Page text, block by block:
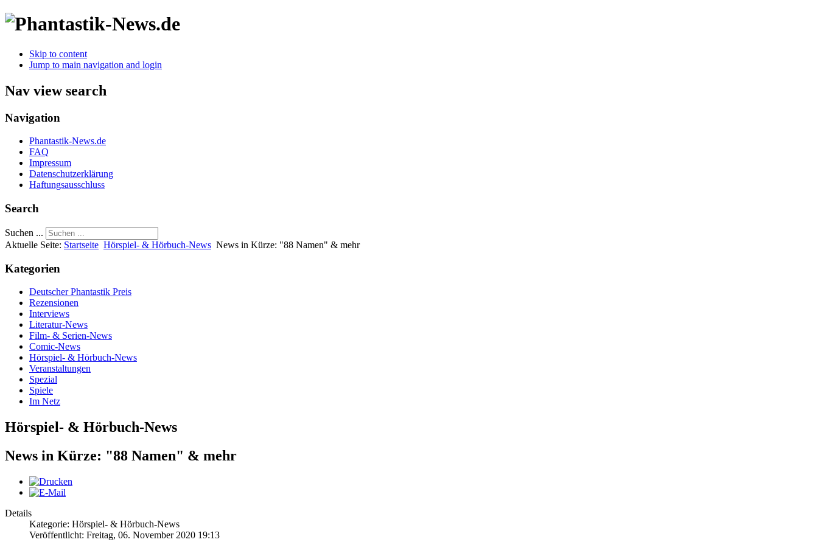
Skip to content
Jump to main navigation and login
Nav view search
Navigation
Phantastik-News.de
FAQ
Impressum
Datenschutzerklärung
Haftungsausschluss
Search
Suchen ...
Aktuelle Seite: Startseite Hörspiel- & Hörbuch-News News in Kürze: "88 Namen" & mehr
Kategorien
Deutscher Phantastik Preis
Rezensionen
Interviews
Literatur-News
Film- & Serien-News
Comic-News
Hörspiel- & Hörbuch-News
Veranstaltungen
Spezial
Spiele
Im Netz
Hörspiel- & Hörbuch-News
News in Kürze: "88 Namen" & mehr
Details
Kategorie: Hörspiel- & Hörbuch-News
Veröffentlicht: Freitag, 06. November 2020 19:13